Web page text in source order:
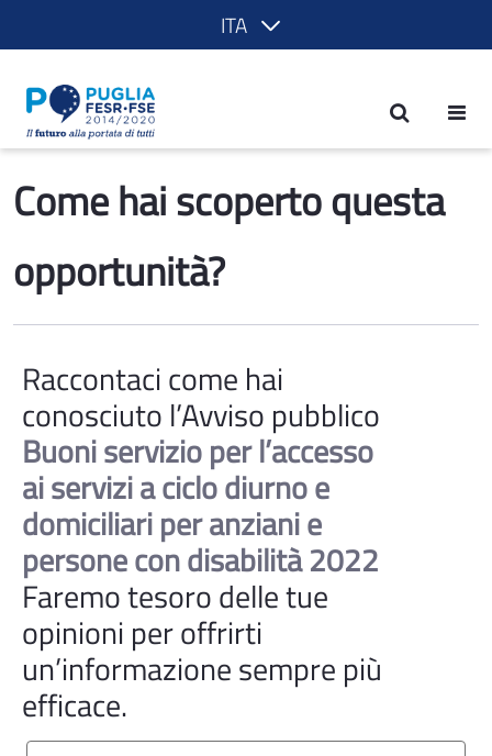
ITA
Questionario bando - POR Puglia
Come hai scoperto questa
opportunità?
Raccontaci come hai
conosciuto l’Avviso pubblico
Buoni servizio per l’accesso
ai servizi a ciclo diurno e
domiciliari per anziani e
persone con disabilità 2022
Faremo tesoro delle tue
opinioni per offrirti
un’informazione sempre più
efficace.